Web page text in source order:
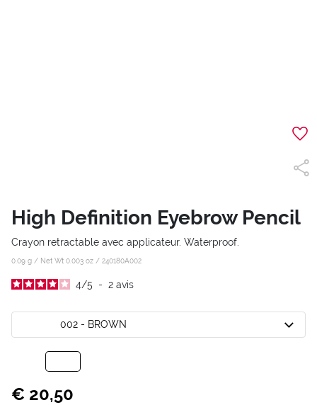
High Definition Eyebrow Pencil
Crayon retractable avec applicateur. Waterproof.
0.09 g / Net Wt 0.003 oz / 240180A002
4/5 - 2 avis
002 - BROWN
€ 20,50